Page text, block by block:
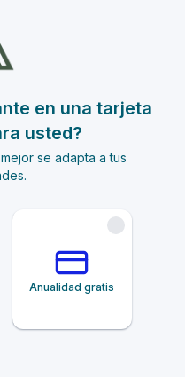
en una tarjeta
usted?
se adapta a tus
Anualidad gratis